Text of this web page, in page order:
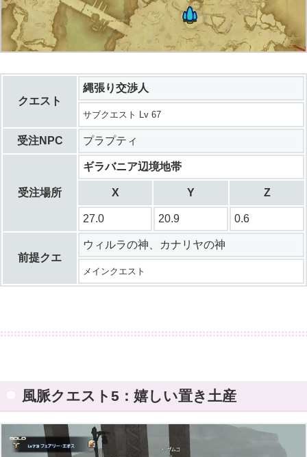
クエスト
縄張り交渉人
サブクエスト Lv 67
受注NPC プラプティ
受注場所
ギラバニア辺境地帯
X Y Z
27.0 20.9 0.6
前提クエ
ウィルラの神、カナリヤの神
メインクエスト
風脈クエスト5：嬉しい置き土産